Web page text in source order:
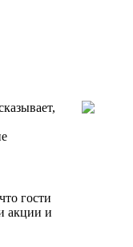
гости
акции и